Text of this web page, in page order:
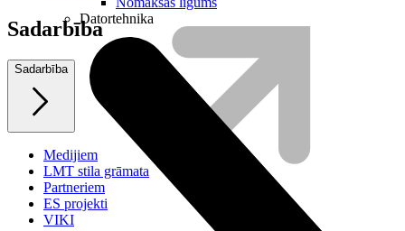
Datortehnika
Sadarbība
Sadarbība
Medijiem
LMT stila grāmata
Partneriem
ES projekti
VIKI